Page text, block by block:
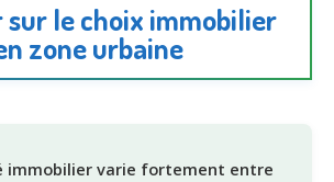
le choix immobilier
zone urbaine
immobilier varie fortement entre